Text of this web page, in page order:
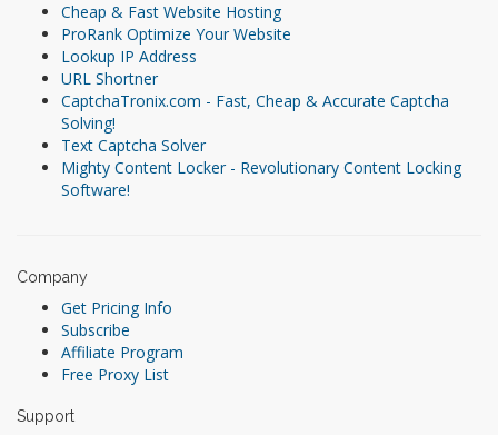
Cheap & Fast Website Hosting
ProRank Optimize Your Website
Lookup IP Address
URL Shortner
CaptchaTronix.com - Fast, Cheap & Accurate Captcha
Solving!
Text Captcha Solver
Mighty Content Locker - Revolutionary Content Locking
Software!
Company
Get Pricing Info
Subscribe
Affiliate Program
Free Proxy List
Support